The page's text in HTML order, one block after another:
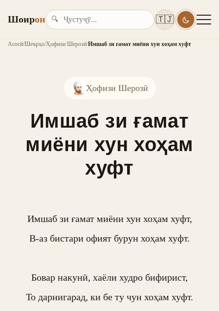
Шоирон 🔍 🇹🇯
Асосӣ/Шеърҳо/Ҳофизи Шерозӣ/Имшаб зи ғамат миёни хун хоҳам хуфт
Ҳофизи Шерозӣ
Имшаб зи ғамат
миёни хун хоҳам
хуфт
Имшаб зи ғамат миёни хун хоҳам хуфт,
В-аз бистари офият бурун хоҳам хуфт.
Бовар накунӣ, хаёли худро бифирист,
То дарнигарад, ки бе ту чун хоҳам хуфт.